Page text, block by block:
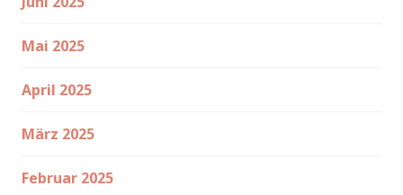
Mai 2025
April 2025
März 2025
Februar 2025